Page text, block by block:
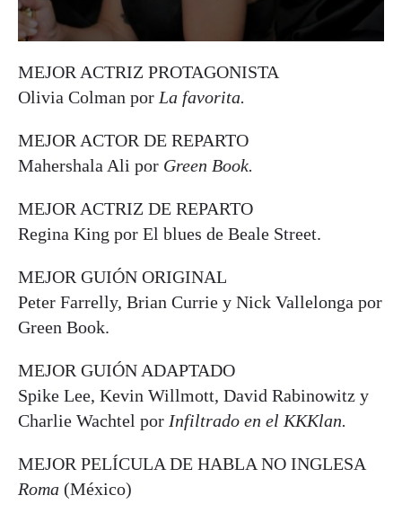
MEJOR ACTRIZ PROTAGONISTA
Olivia Colman por La favorita.
MEJOR ACTOR DE REPARTO
Mahershala Ali por Green Book.
MEJOR ACTRIZ DE REPARTO
Regina King por El blues de Beale Street.
MEJOR GUIÓN ORIGINAL
Peter Farrelly, Brian Currie y Nick Vallelonga por
Green Book.
MEJOR GUIÓN ADAPTADO
Spike Lee, Kevin Willmott, David Rabinowitz y
Charlie Wachtel por Infiltrado en el KKKlan.
MEJOR PELÍCULA DE HABLA NO INGLESA
Roma (México)